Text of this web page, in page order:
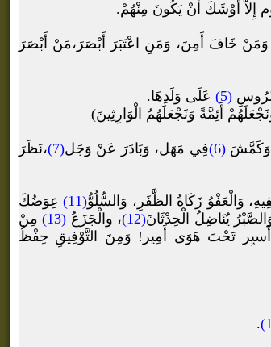
إِلاَّ أَوْشَكَ أَنْ يَكُونَ مِنْهُمْ.
خَافَ أَمِنَ، وَمَنِ اعْتَبَرَ أَبْصَرَ،مَنْ أَبْصَرَ
(5)
عَلَى وَلَدِهَا.
أَئِمَّةً وَنَجْعَلَهُمُ الْوَارِثِينَ)
وَكَمَّشَ(6) فِي مَهَل، وَبَادَرَ عَنْ وَجَل(7)
،نَظَرَ
وَالْعَفْوُ زَكَاةُ الظَّفَرِ، وَالسُّلُوُّ(11)
عِوَضُكَ
يُنَاضِلُ الْحِدْثَانَ(12) ، والْجَزَعُ (13)
مِنْ
تَحْتَ هَوَى أَمِير! وَمِنَ التَّوْفِيقِ حِفْظُ
.